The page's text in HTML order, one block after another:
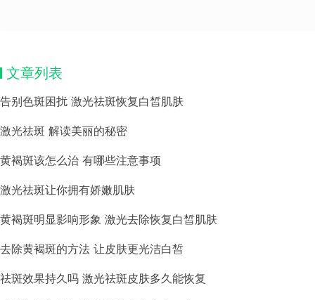
文章列表
告别色斑困扰 激光祛斑恢复白皙肌肤
激光祛斑 解读美丽的秘密
黄褐斑该怎么治 有哪些注意事项
激光祛斑让你拥有娇嫩肌肤
黄褐斑明显影响形象 激光去除恢复白皙肌肤
去除黄褐斑的方法 让皮肤更光洁白皙
祛斑效果持久吗 激光祛斑皮肤多久能恢复